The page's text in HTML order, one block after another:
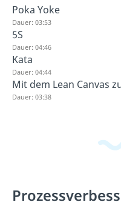
Poka Yoke
Dauer: 03:53
5S
Dauer: 04:46
Kata
Dauer: 04:44
Mit dem Lean Canvas
Dauer: 03:38